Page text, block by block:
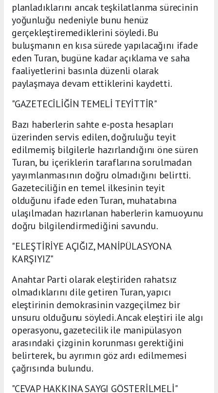
planladıklarını ancak teşkilatlanma sürecinin
yoğunluğu nedeniyle bunu henüz
gerçekleştiremediklerini söyledi. Bu
buluşmanın en kısa sürede yapılacağını ifade
eden Turan, bugüne kadar açıklama ve saha
faaliyetlerini basınla düzenli olarak
paylaşmaya devam ettiklerini kaydetti.
"GAZETECİLİĞİN TEMELİ TEYİTTİR"
Bazı haberlerin sahte e-posta hesapları
üzerinden servis edilen, doğruluğu teyit
edilmemiş bilgilerle hazırlandığını öne süren
Turan, bu içeriklerin taraflarına sorulmadan
yayımlanmasının doğru olmadığını belirtti.
Gazeteciliğin en temel ilkesinin teyit
olduğunu ifade eden Turan, muhatabına
ulaşılmadan hazırlanan haberlerin kamuoyunu
doğru bilgilendirmediğini savundu.
"ELEŞTİRİYE AÇIĞIZ, MANİPÜLASYONA
KARŞIYIZ"
Anahtar Parti olarak eleştiriden rahatsız
olmadıklarını dile getiren Turan, yapıcı
eleştirinin demokrasinin vazgeçilmez bir
unsuru olduğunu söyledi. Ancak eleştiri ile algı
operasyonu, gazetecilik ile manipülasyon
arasındaki çizginin korunması gerektiğini
belirterek, bu ayrımın göz ardı edilmemesi
çağrısında bulundu.
"CEVAP HAKKINA SAYGI GÖSTERİLMELİ"